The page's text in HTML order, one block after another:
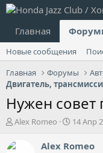
Главная
Новые сообщения
Главная
Форумы
Нужен совет
А
т
Alex Romeo
Д
т
14 Апр
Alex Romeo